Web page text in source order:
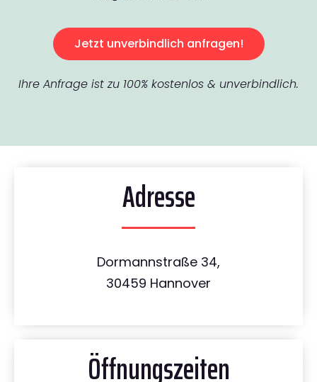
Jetzt unverbindlich anfragen!
Ihre Anfrage ist zu 100% kostenlos & unverbindlich.
Adresse
Dormannstraße 34,
30459 Hannover
Öffnungszeiten